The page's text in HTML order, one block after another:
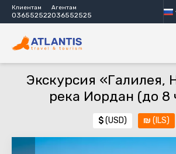
Клиентам
036552522
Агентам
036552525
Экскурсия «Галилея,
река Иордан (до 8
$(USD) ₪ (ILS)